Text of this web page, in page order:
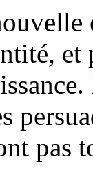
pas